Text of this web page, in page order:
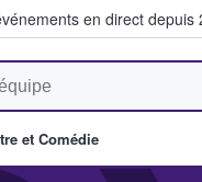
en direct depuis
et vendent
et Comédie